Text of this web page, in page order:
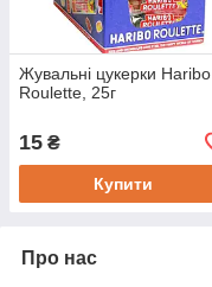
Жувальні цукерки Haribo
Roulette, 25г
15 ₴
Купити
Про нас